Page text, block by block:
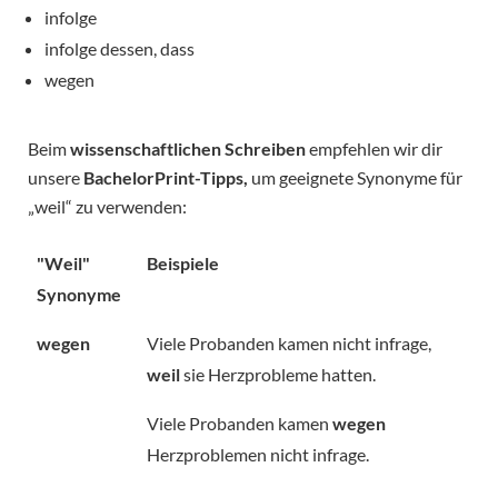
infolge
infolge dessen, dass
wegen
Beimwissenschaftlichen Schreibenempfehlen wir dir
unsere BachelorPrint-Tipps, um geeignete Synonyme für
„weil“ zu verwenden:
"Weil"
Synonyme
Beispiele
wegen
Viele Probanden kamen nicht infrage,
weilsie Herzprobleme hatten.
Viele Probanden kamen wegen
Herzproblemen nicht infrage.